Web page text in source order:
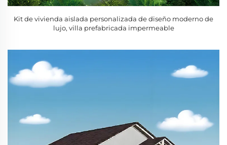
Kit de vivienda aislada personalizada de diseño moderno de
lujo, villa prefabricada impermeable